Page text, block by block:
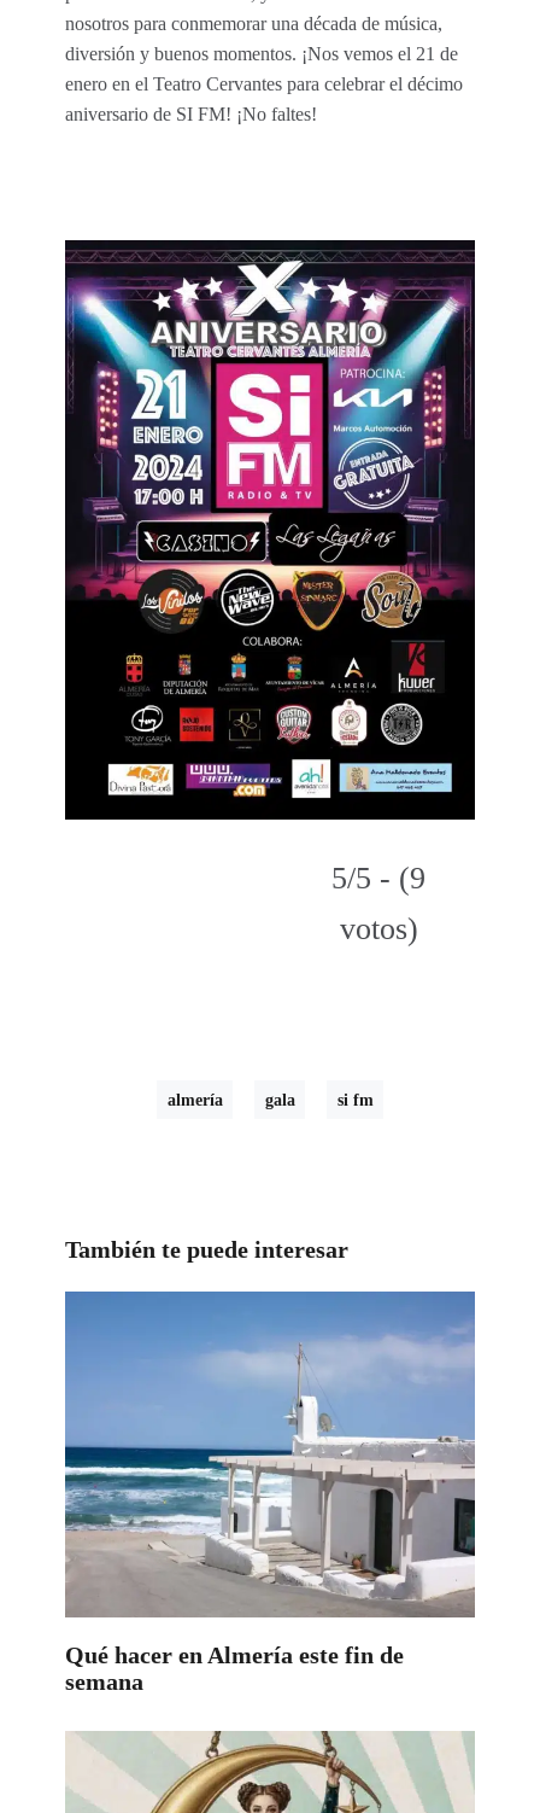
nosotros para conmemorar una década de música,
diversión y buenos momentos. ¡Nos vemos el 21 de
enero en el Teatro Cervantes para celebrar el décimo
aniversario de SI FM! ¡No faltes!
5/5 - (9
votos)
almería gala si fm
También te puede interesar
Qué hacer en Almería este fin de
semana